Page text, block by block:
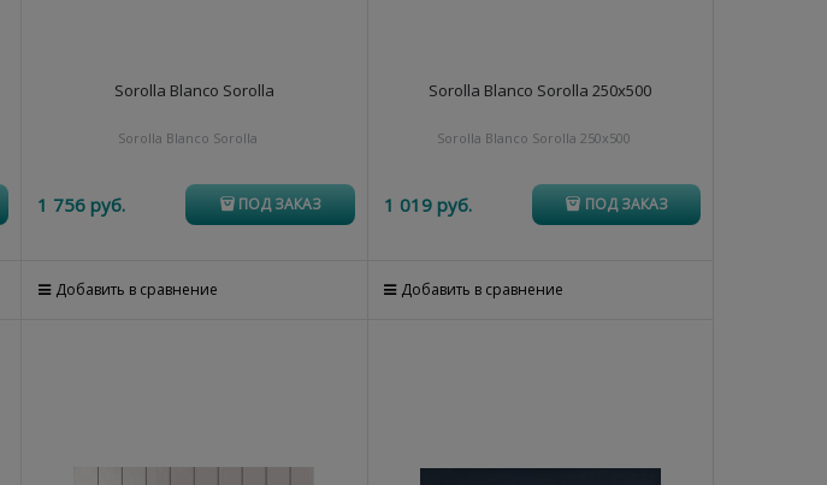
Sorolla Blanco Sorolla
Sorolla Blanco Sorolla
1 756 руб. ПОД ЗАКАЗ
Добавить в сравнение
Sorolla Blanco Sorolla 250х500
Sorolla Blanco Sorolla 250х500
1 019 руб. ПОД ЗАКАЗ
Добавить в сравнение